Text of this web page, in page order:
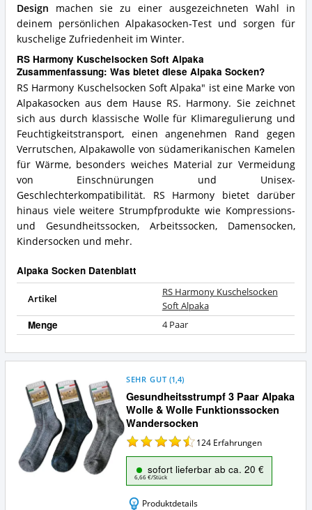
Design machen sie zu einer ausgezeichneten Wahl in
deinem persönlichen Alpakasocken-Test und sorgen für
kuschelige Zufriedenheit im Winter.
RS Harmony Kuschelsocken Soft Alpaka
Zusammenfassung: Was bietet diese Alpaka Socken?
RS Harmony Kuschelsocken Soft Alpaka" ist eine Marke von
Alpakasocken aus dem Hause RS. Harmony. Sie zeichnet
sich aus durch klassische Wolle für Klimaregulierung und
Feuchtigkeitstransport, einen angenehmen Rand gegen
Verrutschen, Alpakawolle von südamerikanischen Kamelen
für Wärme, besonders weiches Material zur Vermeidung
von Einschnürungen und Unisex-
Geschlechterkompatibilität. RS Harmony bietet darüber
hinaus viele weitere Strumpfprodukte wie Kompressions-
und Gesundheitssocken, Arbeitssocken, Damensocken,
Kindersocken und mehr.
Alpaka Socken Datenblatt
Artikel
RS Harmony Kuschelsocken
Soft Alpaka
Menge 4 Paar
Gesundheitsstrumpf 3 Paar Alpaka
Wolle & Wolle Funktionssocken
Wandersocken
SEHR GUT (1,4)
124 Erfahrungen
sofort lieferbar ab ca. 20 €
6,66 €/Stück
Produktdetails